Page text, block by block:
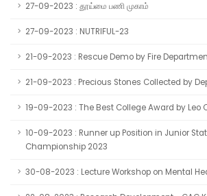
27-09-2023 : தூய்மை பணி முகாம்
27-09-2023 : NUTRIFUL-23
21-09-2023 : Rescue Demo by Fire
21-09-2023 : Precious Stones Collected by
19-09-2023 : The Best College Award by Leo
10-09-2023 : Runner up Position in Junior
Championship 2023
30-08-2023 : Lecture Workshop on Mental